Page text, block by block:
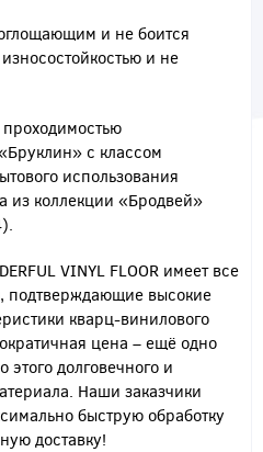
и не боится
и не
с классом
использования
из коллекции «Бродвей»
VINYL FLOOR имеет все
подтверждающие высокие
кварц-винилового
цена – ещё одно
долговечного и
Наши заказчики
быструю обработку
доставку!